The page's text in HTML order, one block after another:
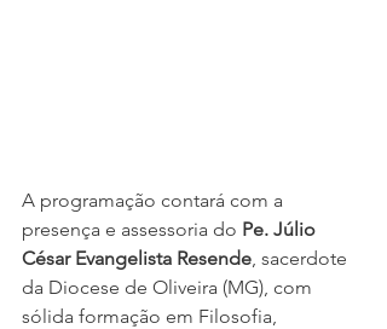
A programação contará com a
presença e assessoria do Pe. Júlio
César Evangelista Resende, sacerdote
da Diocese de Oliveira (MG), com
sólida formação em Filosofia,